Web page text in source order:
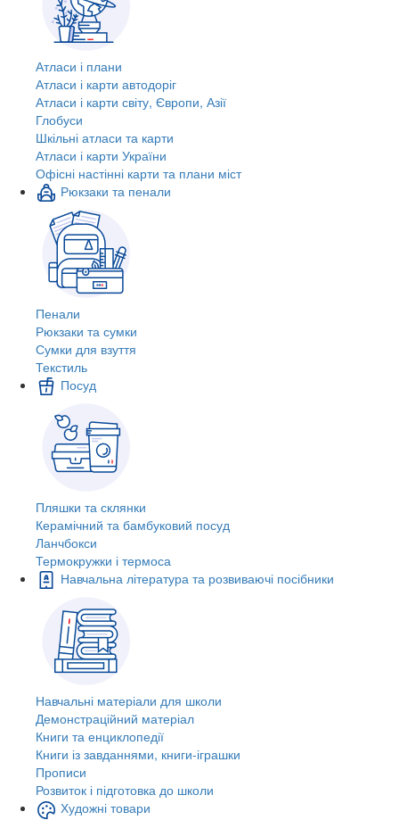
Атласи і плани
Атласи і карти автодоріг
Атласи і карти світу, Європи, Азії
Глобуси
Шкільні атласи та карти
Атласи і карти України
Офісні настінні карти та плани міст
Рюкзаки та пенали
Пенали
Рюкзаки та сумки
Сумки для взуття
Текстиль
Посуд
Пляшки та склянки
Керамічний та бамбуковий посуд
Ланчбокси
Термокружки і термоса
Навчальна література та розвиваючі посібники
Навчальні матеріали для школи
Демонстраційний матеріал
Книги та енциклопедії
Книги із завданнями, книги-іграшки
Прописи
Розвиток і підготовка до школи
Художні товари